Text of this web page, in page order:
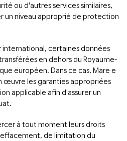
ou d'autres services similaires,
un niveau approprié de protection
certaines données
en dehors du Royaume-
européen. Dans ce cas, Mare e
œuvre les garanties appropriées
applicable afin d'assurer un
à tout moment leurs droits
de limitation du